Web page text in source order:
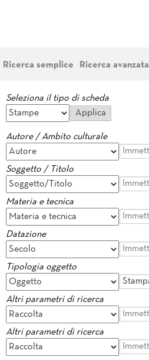
Ricerca semplice Ricerca avanzata
Seleziona il tipo di scheda
Autore / Ambito culturale
Soggetto / Titolo
Materia e tecnica
Datazione
Tipologia oggetto
Altri parametri di ricerca
Altri parametri di ricerca